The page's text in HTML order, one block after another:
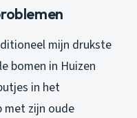
mijn drukste
bomen in Huizen
in het
met zijn oude